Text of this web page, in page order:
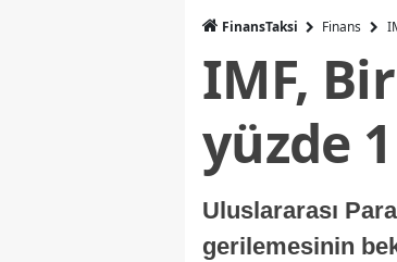
FinansTaksi Finans
IMF,
yüzde
Uluslararası
gerilemesinin